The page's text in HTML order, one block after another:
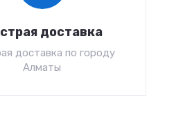
доставка
доставка по городу
Алматы